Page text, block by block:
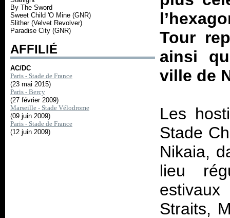
By The Sword
Sweet Child 'O Mine (GNR)
Slither (Velvet Revolver)
Paradise City (GNR)
AFFILIÉ
AC/DC
Paris - Stade de France
(23 mai 2015)
Paris - Bercy
(27 février 2009)
Marseille - Stade Vélodrome
(09 juin 2009)
Paris - Stade de France
(12 juin 2009)
Tour
ainsi
ville de
Les
Stade
Nikaia,
lieu
Straits,